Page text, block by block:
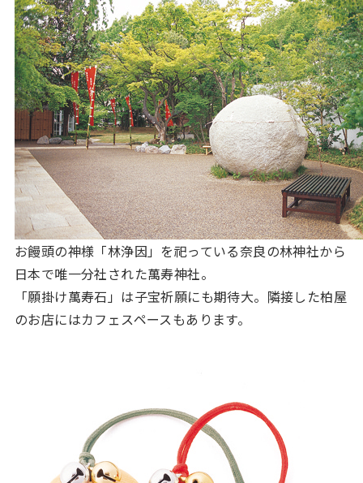
お饅頭の神様「林浄因」を祀っている奈良の林神社から
日本で唯一分社された萬寿神社。
「願掛け萬寿石」は子宝祈願にも期待大。隣接した柏屋
のお店にはカフェスペースもあります。